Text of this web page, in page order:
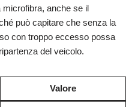
microfibra, anche se il
può capitare che senza la
con troppo eccesso possa
del veicolo.
Valore